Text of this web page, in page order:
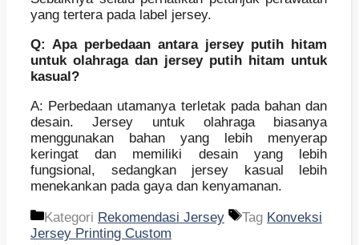
yang tertera pada label jersey.
Q: Apa perbedaan antara jersey putih hitam
untuk olahraga dan jersey putih hitam untuk
kasual?
A: Perbedaan utamanya terletak pada bahan dan
desain. Jersey untuk olahraga biasanya
menggunakan bahan yang lebih menyerap
keringat dan memiliki desain yang lebih
fungsional, sedangkan jersey kasual lebih
menekankan pada gaya dan kenyamanan.
Kategori Rekomendasi Jersey Tag Konveksi
Jersey Printing Custom